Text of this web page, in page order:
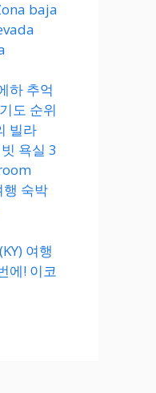
baja
하 추억
도 순위
빌라
욕실 3
숙박
여행
에! 이코